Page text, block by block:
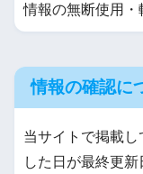
情報の無断使用・
情報の確認に
当サイトで掲載
した日が最終更新